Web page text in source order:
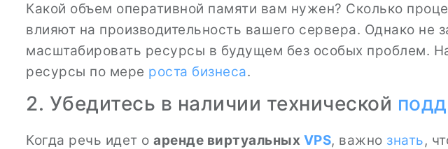
Какой объем оперативной памяти вам нужен? Сколько
влияют на производительность вашего сервера. Однако
масштабировать ресурсы в будущем без особых проблем.
ресурсы по мере роста бизнеса.
2. Убедитесь в наличии технической
Когда речь идет о аренде виртуальных VPS, важно знать,